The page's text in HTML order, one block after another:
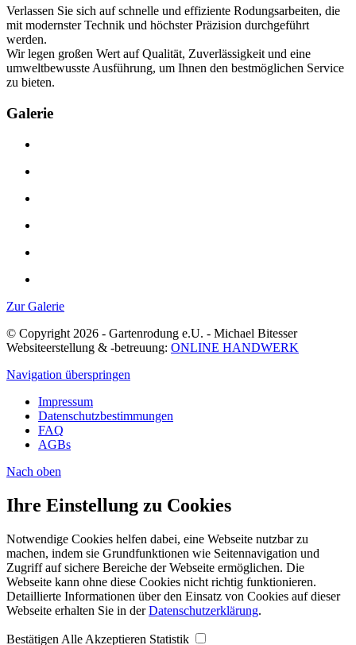
Verlassen Sie sich auf schnelle und effiziente Rodungsarbeiten, die
mit modernster Technik und höchster Präzision durchgeführt
werden.
Wir legen großen Wert auf Qualität, Zuverlässigkeit und eine
umweltbewusste Ausführung, um Ihnen den bestmöglichen Service
zu bieten.
Galerie
Zur Galerie
© Copyright 2026 - Gartenrodung e.U. - Michael Bitesser
Websiteerstellung & -betreuung: ONLINE HANDWERK
Navigation überspringen
Impressum
Datenschutzbestimmungen
FAQ
AGBs
Nach oben
Ihre Einstellung zu Cookies
Notwendige Cookies helfen dabei, eine Webseite nutzbar zu
machen, indem sie Grundfunktionen wie Seitennavigation und
Zugriff auf sichere Bereiche der Webseite ermöglichen. Die
Webseite kann ohne diese Cookies nicht richtig funktionieren.
Detaillierte Informationen über den Einsatz von Cookies auf dieser
Webseite erhalten Sie in derDatenschutzerklärung.
Bestätigen Alle Akzeptieren Statistik